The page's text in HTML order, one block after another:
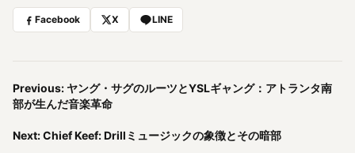
Facebook X LINE
Previous: ヤング・サグのルーツとYSLギャング：アトランタ南
部が生んだ音楽革命
Next: Chief Keef: Drillミュージックの象徴とその暗部